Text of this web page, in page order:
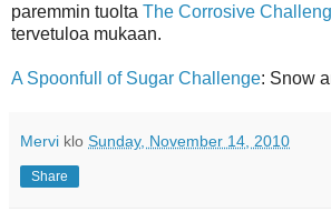
paremmin tuolta The Corrosive
tervetuloa mukaan.
A Spoonfull of Sugar Challenge: Snow
Mervi klo Sunday, November 14, 2010
Share